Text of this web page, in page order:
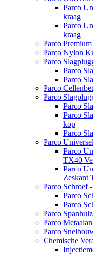
Parco
kraag
Parco
kraag
Parco
Parco Nylon
Parco
Parco
Parco
Parco
Parco
Parco
Parco
kop
Parco
Parco
Parco
TX40
Parco
Zeskant
Parco Schroef
Parco
Parco
Parco
Parco
Parco
Chemische